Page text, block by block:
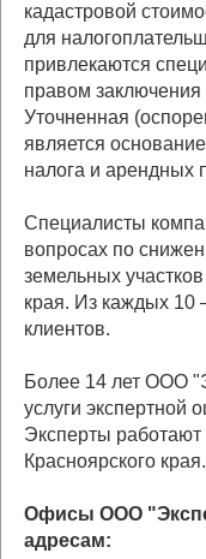
кадастровой
для
привлекаются
правом
Уточненная
является
налога и арендных
Специалисты
вопросах по
земельных
края. Из каждых 10
клиентов.
Более 14 лет ООО
услуги экспертной
Эксперты работают
Красноярского края.
Офисы ООО
адресам: